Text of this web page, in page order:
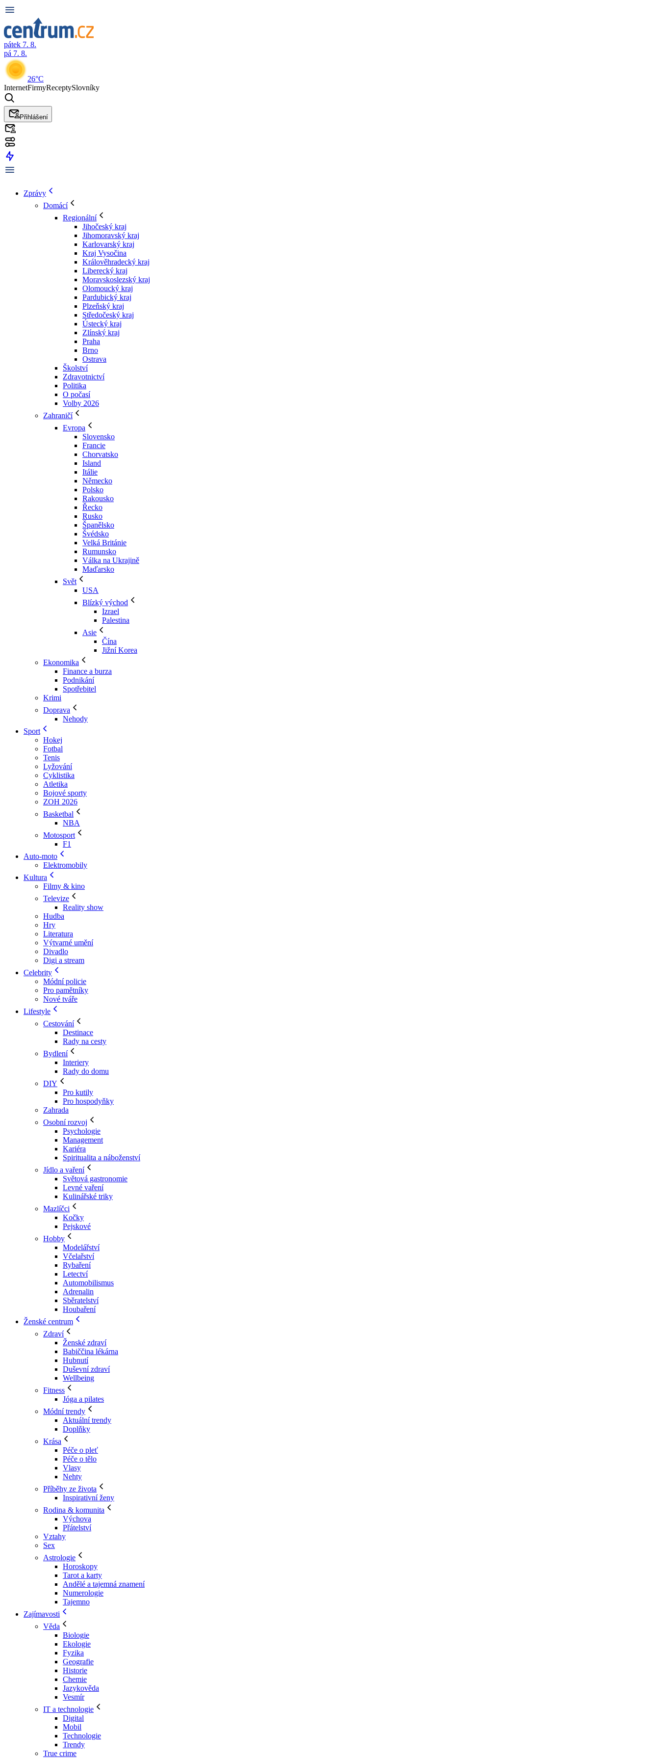
pátek 7. 8.
pá 7. 8.
26°C
InternetFirmyReceptySlovníky
Přihlášení
Zprávy
Domácí
Regionální
Jihočeský kraj
Jihomoravský kraj
Karlovarský kraj
Kraj Vysočina
Králověhradecký kraj
Liberecký kraj
Moravskoslezský kraj
Olomoucký kraj
Pardubický kraj
Plzeňský kraj
Středočeský kraj
Ústecký kraj
Zlínský kraj
Praha
Brno
Ostrava
Školství
Zdravotnictví
Politika
O počasí
Volby 2026
Zahraničí
Evropa
Slovensko
Francie
Chorvatsko
Island
Itálie
Německo
Polsko
Rakousko
Řecko
Rusko
Španělsko
Švédsko
Velká Británie
Rumunsko
Válka na Ukrajině
Maďarsko
Svět
USA
Blízký východ
Izrael
Palestina
Asie
Čína
Jižní Korea
Ekonomika
Finance a burza
Podnikání
Spotřebitel
Krimi
Doprava
Nehody
Sport
Hokej
Fotbal
Tenis
Lyžování
Cyklistika
Atletika
Bojové sporty
ZOH 2026
Basketbal
NBA
Motosport
F1
Auto-moto
Elektromobily
Kultura
Filmy & kino
Televize
Reality show
Hudba
Hry
Literatura
Výtvarné umění
Divadlo
Digi a stream
Celebrity
Módní policie
Pro pamětníky
Nové tváře
Lifestyle
Cestování
Destinace
Rady na cesty
Bydlení
Interiery
Rady do domu
DIY
Pro kutily
Pro hospodyňky
Zahrada
Osobní rozvoj
Psychologie
Management
Kariéra
Spiritualita a náboženství
Jídlo a vaření
Světová gastronomie
Levné vaření
Kulinářské triky
Mazlíčci
Kočky
Pejskové
Hobby
Modelářství
Včelařství
Rybaření
Letectví
Automobilismus
Adrenalin
Sběratelství
Houbaření
Ženské centrum
Zdraví
Ženské zdraví
Babiččina lékárna
Hubnutí
Duševní zdraví
Wellbeing
Fitness
Jóga a pilates
Módní trendy
Aktuální trendy
Doplňky
Krása
Péče o pleť
Péče o tělo
Vlasy
Nehty
Příběhy ze života
Inspirativní ženy
Rodina & komunita
Výchova
Přátelství
Vztahy
Sex
Astrologie
Horoskopy
Tarot a karty
Andělé a tajemná znamení
Numerologie
Tajemno
Zajímavosti
Věda
Biologie
Ekologie
Fyzika
Geografie
Historie
Chemie
Jazykověda
Vesmír
IT a technologie
Digital
Mobil
Technologie
Trendy
True crime